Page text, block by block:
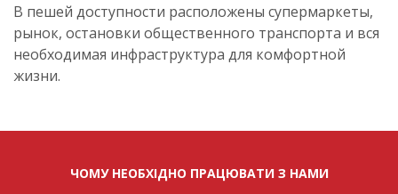
В пешей доступности расположены супермаркеты,
рынок, остановки общественного транспорта и вся
необходимая инфраструктура для комфортной
жизни.
ЧОМУ НЕОБХІДНО ПРАЦЮВАТИ З НАМИ